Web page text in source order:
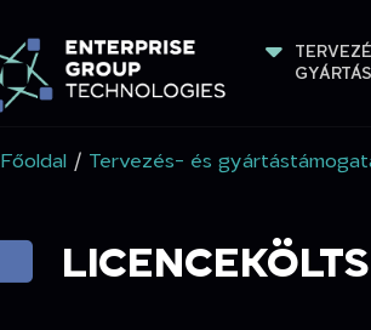
Főoldal / Tervezés- és